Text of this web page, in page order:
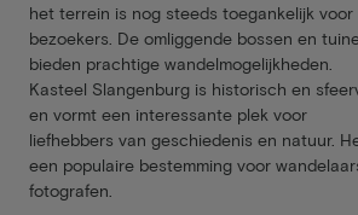
het terrein is nog steeds toegankelijk voor
bezoekers. De omliggende bossen en
bieden prachtige wandelmogelijkheden.
Kasteel Slangenburg is historisch en
en vormt een interessante plek voor
liefhebbers van geschiedenis en natuur.
een populaire bestemming voor
fotografen.